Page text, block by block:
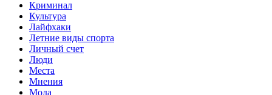
Криминал
Культура
Лайфхаки
Летние виды спорта
Личный счет
Люди
Места
Мнения
Мода